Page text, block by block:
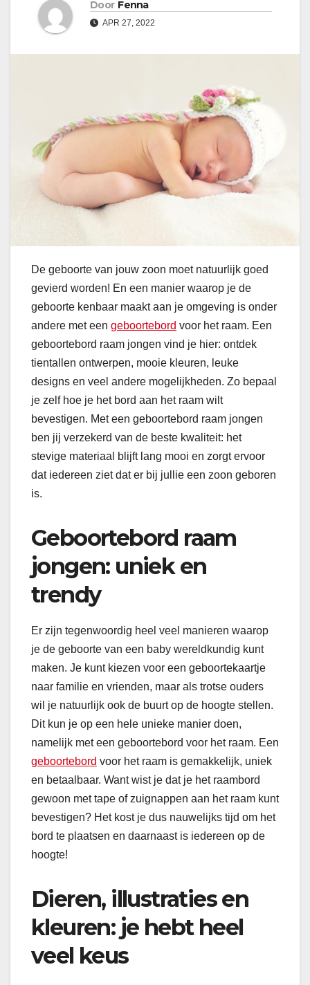
Door Fenna
APR 27, 2022
De geboorte van jouw zoon moet natuurlijk goed
gevierd worden! En een manier waarop je de
geboorte kenbaar maakt aan je omgeving is onder
andere met een geboortebord voor het raam. Een
geboortebord raam jongen vind je hier: ontdek
tientallen ontwerpen, mooie kleuren, leuke
designs en veel andere mogelijkheden. Zo bepaal
je zelf hoe je het bord aan het raam wilt
bevestigen. Met een geboortebord raam jongen
ben jij verzekerd van de beste kwaliteit: het
stevige materiaal blijft lang mooi en zorgt ervoor
dat iedereen ziet dat er bij jullie een zoon geboren
is.
Geboortebord raam
jongen: uniek en
trendy
Er zijn tegenwoordig heel veel manieren waarop
je de geboorte van een baby wereldkundig kunt
maken. Je kunt kiezen voor een geboortekaartje
naar familie en vrienden, maar als trotse ouders
wil je natuurlijk ook de buurt op de hoogte stellen.
Dit kun je op een hele unieke manier doen,
namelijk met een geboortebord voor het raam. Een
geboortebord voor het raam is gemakkelijk, uniek
en betaalbaar. Want wist je dat je het raambord
gewoon met tape of zuignappen aan het raam kunt
bevestigen? Het kost je dus nauwelijks tijd om het
bord te plaatsen en daarnaast is iedereen op de
hoogte!
Dieren, illustraties en
kleuren: je hebt heel
veel keus